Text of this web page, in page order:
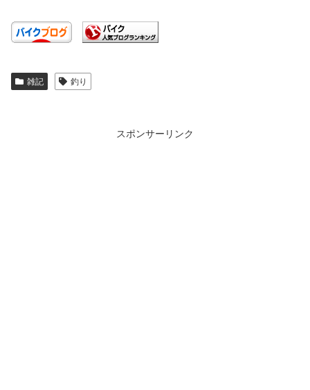
雑記 釣り
スポンサーリンク